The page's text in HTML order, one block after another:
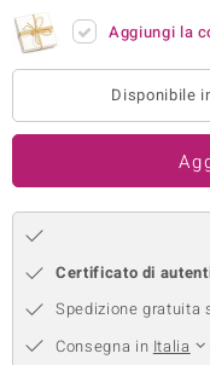
Collection
Aggiungi la
Disponibile
Certificato di
Spedizione gratuita
Consegna in Italia